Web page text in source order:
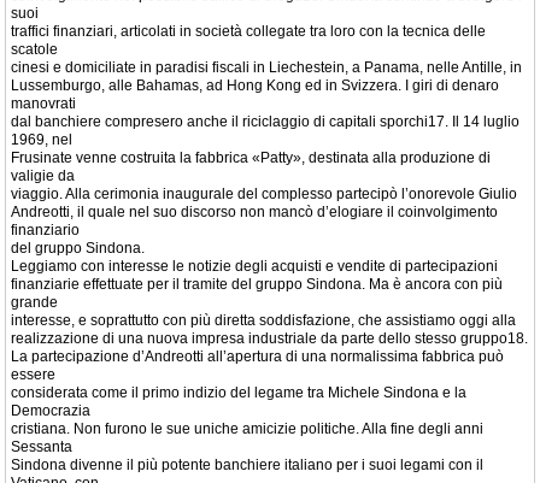
suoi
traffici finanziari, articolati in società collegate tra loro con la tecnica delle
scatole
cinesi e domiciliate in paradisi fiscali in Liechestein, a Panama, nelle Antille, in
Lussemburgo, alle Bahamas, ad Hong Kong ed in Svizzera. I giri di denaro
manovrati
dal banchiere compresero anche il riciclaggio di capitali sporchi17. Il 14 luglio
1969, nel
Frusinate venne costruita la fabbrica «Patty», destinata alla produzione di
valigie da
viaggio. Alla cerimonia inaugurale del complesso partecipò l’onorevole Giulio
Andreotti, il quale nel suo discorso non mancò d’elogiare il coinvolgimento
finanziario
del gruppo Sindona.
Leggiamo con interesse le notizie degli acquisti e vendite di partecipazioni
finanziarie effettuate per il tramite del gruppo Sindona. Ma è ancora con più
grande
interesse, e soprattutto con più diretta soddisfazione, che assistiamo oggi alla
realizzazione di una nuova impresa industriale da parte dello stesso gruppo18.
La partecipazione d’Andreotti all’apertura di una normalissima fabbrica può
essere
considerata come il primo indizio del legame tra Michele Sindona e la
Democrazia
cristiana. Non furono le sue uniche amicizie politiche. Alla fine degli anni
Sessanta
Sindona divenne il più potente banchiere italiano per i suoi legami con il